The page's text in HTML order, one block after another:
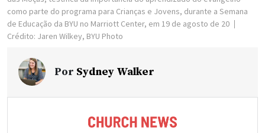
como parte do programa para Crianças e Jovens, durante a Semana
de Educação da BYU no Marriott Center, em 19 de agosto de 20
Crédito: Jaren Wilkey, BYU Photo
Por Sydney Walker